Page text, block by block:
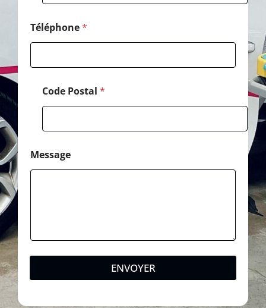
Téléphone*
Code Postal *
Message
ENVOYER